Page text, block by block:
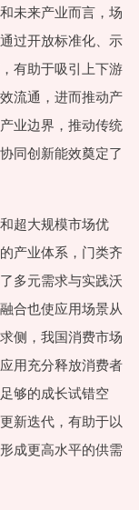
未来产业而言，场
过开放标准化、示
有助于吸引上下游
流通，进而推动产
业边界，推动传统
同创新能效奠定了
超大规模市场优
产业体系，门类齐
多元需求与实践沃
合也使应用场景从
侧，我国消费市场
用充分释放消费者
够的成长试错空
新迭代，有助于以
成更高水平的供需